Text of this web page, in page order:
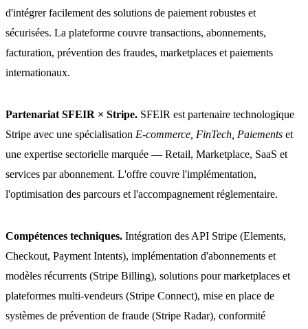
d'intégrer facilement des solutions de paiement robustes et
sécurisées. La plateforme couvre transactions, abonnements,
facturation, prévention des fraudes, marketplaces et paiements
internationaux.
Partenariat SFEIR × Stripe. SFEIR est partenaire technologique
Stripe avec une spécialisation E-commerce, FinTech, Paiements et
une expertise sectorielle marquée — Retail, Marketplace, SaaS et
services par abonnement. L'offre couvre l'implémentation,
l'optimisation des parcours et l'accompagnement réglementaire.
Compétences techniques. Intégration des API Stripe (Elements,
Checkout, Payment Intents), implémentation d'abonnements et
modèles récurrents (Stripe Billing), solutions pour marketplaces et
plateformes multi-vendeurs (Stripe Connect), mise en place de
systèmes de prévention de fraude (Stripe Radar), conformité